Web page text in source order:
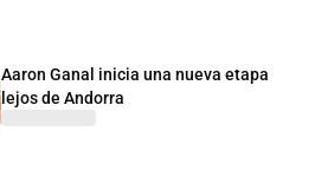
Aaron Ganal inicia una nueva etapa
lejos de Andorra